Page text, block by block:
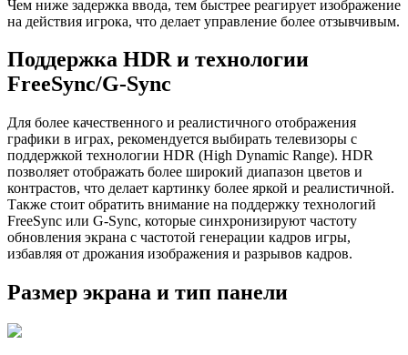
Чем ниже задержка ввода, тем быстрее реагирует изображение
на действия игрока, что делает управление более отзывчивым.
Поддержка HDR и технологии
FreeSync/G-Sync
Для более качественного и реалистичного отображения
графики в играх, рекомендуется выбирать телевизоры с
поддержкой технологии HDR (High Dynamic Range). HDR
позволяет отображать более широкий диапазон цветов и
контрастов, что делает картинку более яркой и реалистичной.
Также стоит обратить внимание на поддержку технологий
FreeSync или G-Sync, которые синхронизируют частоту
обновления экрана с частотой генерации кадров игры,
избавляя от дрожания изображения и разрывов кадров.
Размер экрана и тип панели